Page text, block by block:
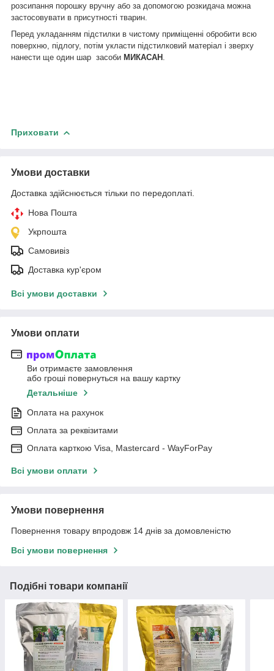
розсипання порошку вручну або за допомогою розкидача можна
застосовувати в присутності тварин.
Перед укладанням підстилки в чистому приміщенні обробити всю
поверхню, підлогу, потім укласти підстилковий матеріал і зверху
нанести ще один шар засоби МИКАСАН
Приховати
Умови доставки
Доставка здійснюється тільки по передоплаті.
Нова Пошта
Укрпошта
Самовивіз
Доставка кур'єром
Всі умови доставки
Умови оплати
Ви отримаєте замовлення
або гроші повернуться на вашу картку
Детальніше
Оплата на рахунок
Оплата за реквізитами
Оплата карткою Visa, Mastercard - WayForPay
Всі умови оплати
Умови повернення
Повернення товару впродовж 14 днів за домовленістю
Всі умови повернення
Подібні товари компанії